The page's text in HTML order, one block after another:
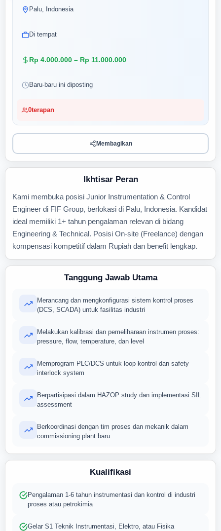
Palu, Indonesia
Di tempat
Rp 4.000.000 – Rp 11.000.000
Baru-baru ini diposting
0terapan
Membagikan
Ikhtisar Peran
Kami membuka posisi Junior Instrumentation & Control
Engineer di FIF Group, berlokasi di Palu, Indonesia. Kandidat
ideal memiliki 1+ tahun pengalaman relevan di bidang
Engineering & Technical. Posisi On-site (Freelance) dengan
kompensasi kompetitif dalam Rupiah dan benefit lengkap.
Tanggung Jawab Utama
Merancang dan mengkonfigurasi sistem kontrol proses
(DCS, SCADA) untuk fasilitas industri
Melakukan kalibrasi dan pemeliharaan instrumen proses:
pressure, flow, temperature, dan level
Memprogram PLC/DCS untuk loop kontrol dan safety
interlock system
Berpartisipasi dalam HAZOP study dan implementasi SIL
assessment
Berkoordinasi dengan tim proses dan mekanik dalam
commissioning plant baru
Kualifikasi
Pengalaman 1-6 tahun instrumentasi dan kontrol di industri
proses atau petrokimia
Gelar S1 Teknik Instrumentasi, Elektro, atau Fisika